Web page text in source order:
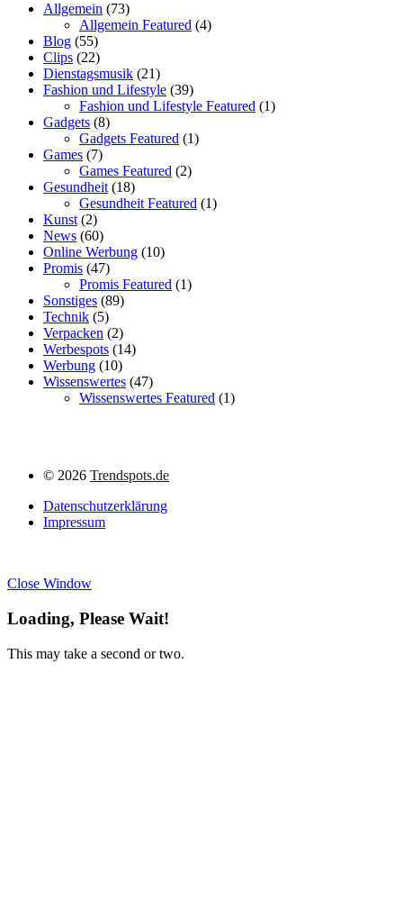
Allgemein (73)
Allgemein Featured (4)
Blog (55)
Clips (22)
Dienstagsmusik (21)
Fashion und Lifestyle (39)
Fashion und Lifestyle Featured (1)
Gadgets (8)
Gadgets Featured (1)
Games (7)
Games Featured (2)
Gesundheit(18)
Gesundheit Featured (1)
Kunst(2)
News (60)
Online Werbung (10)
Promis (47)
Promis Featured (1)
Sonstiges (89)
Technik (5)
Verpacken (2)
Werbespots (14)
Werbung (10)
Wissenswertes (47)
Wissenswertes Featured (1)
© 2026 Trendspots.de
Datenschutzerklärung
Impressum
Close Window
Loading, Please Wait!
This may take a second or two.